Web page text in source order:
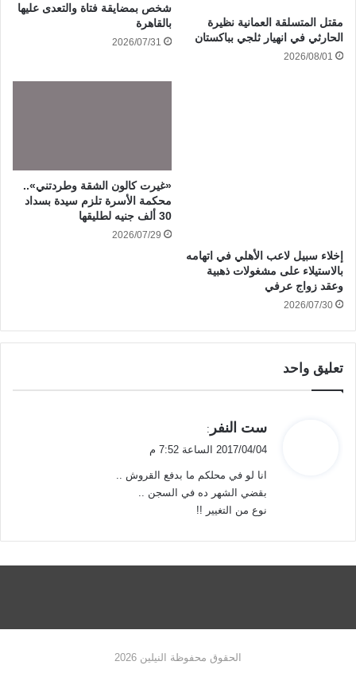
مقتل المتسلقة العمانية نظيرة
الحارثي في انهيار ثلجي بباكستان
2026/08/01
شخص بمضايقة فتاة والتعدى عليها
بالقاهرة
2026/07/31
إخلاء سبيل لاعب الأهلي في اتهامه
بالاستيلاء على مشغولات ذهبية
وعقد زواج عرفي
2026/07/30
«غيرت كالون الشقة وطردتني»..
محكمة الأسرة تلزم سيدة بسداد
30 ألف جنيه لطليقها
2026/07/29
تعليق واحد
ي
ق
ل
ست النفر :
2017/04/04 الساعة 7:52 م
انا لو في محلكم ما بدفع القروش ..
بقضي الشهر ده في السجن ..
نوع من التغيير !!
الحقوق محفوظة النيلين 2026